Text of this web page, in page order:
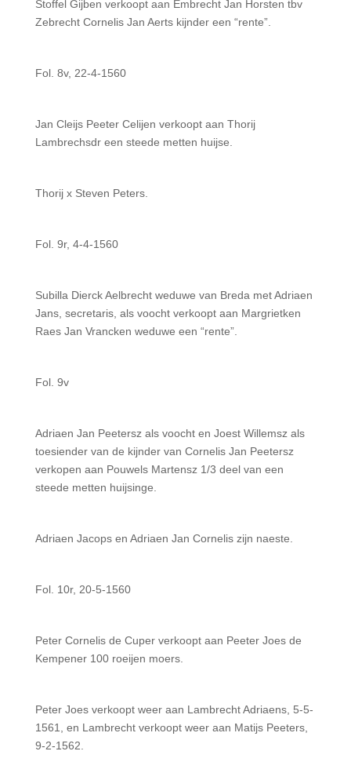
Stoffel Gijben verkoopt aan Embrecht Jan Horsten tbv
Zebrecht Cornelis Jan Aerts kijnder een “rente”.
Fol. 8v, 22-4-1560
Jan Cleijs Peeter Celijen verkoopt aan Thorij
Lambrechsdr een steede metten huijse.
Thorij x Steven Peters.
Fol. 9r, 4-4-1560
Subilla Dierck Aelbrecht weduwe van Breda met Adriaen
Jans, secretaris, als voocht verkoopt aan Margrietken
Raes Jan Vrancken weduwe een “rente”.
Fol. 9v
Adriaen Jan Peetersz als voocht en Joest Willemsz als
toesiender van de kijnder van Cornelis Jan Peetersz
verkopen aan Pouwels Martensz 1/3 deel van een
steede metten huijsinge.
Adriaen Jacops en Adriaen Jan Cornelis zijn naeste.
Fol. 10r, 20-5-1560
Peter Cornelis de Cuper verkoopt aan Peeter Joes de
Kempener 100 roeijen moers.
Peter Joes verkoopt weer aan Lambrecht Adriaens, 5-5-
1561, en Lambrecht verkoopt weer aan Matijs Peeters,
9-2-1562.